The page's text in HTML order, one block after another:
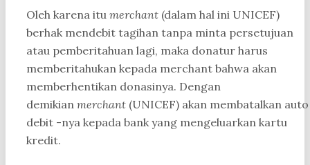
Oleh karena itu merchant (dalam hal ini UNICEF)
berhak mendebit tagihan tanpa minta persetujuan
atau pemberitahuan lagi, maka donatur harus
memberitahukan kepada merchant bahwa akan
memberhentikan donasinya. Dengan
demikian merchant (UNICEF) akan membatalkan auto
debit -nya kepada bank yang mengeluarkan kartu
kredit.